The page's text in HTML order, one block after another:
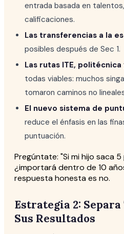
entrada basada en
calificaciones.
Las transferencias a la
posibles después de Sec 1.
Las rutas ITE,
todas viables: muchos
tomaron caminos no
El nuevo sistema de
reduce el énfasis en las
puntuación.
Pregúntate: "Si mi hijo saca
¿importará dentro de 10
respuesta honesta es no.
Estrategia 2:
Sus Resultados